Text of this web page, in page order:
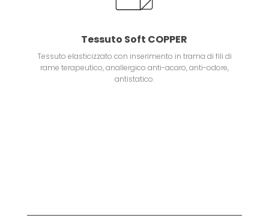
Tessuto Soft COPPER
Tessuto elasticizzato con inserimento in trama di fili di
rame terapeutico, anallergico anti-acaro, anti-odore,
antistatico.